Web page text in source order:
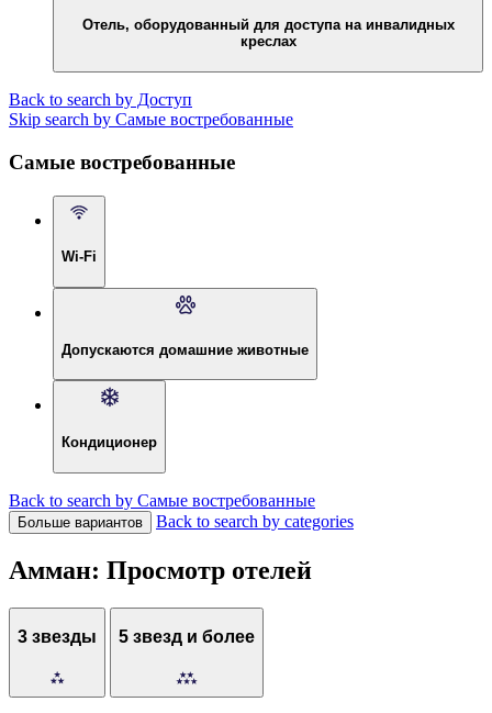
Отель, оборудованный для доступа на инвалидных
креслах
Back to search by Доступ
Skip search by Самые востребованные
Самые востребованные
Wi-Fi
Допускаются домашние животные
Кондиционер
Back to search by Самые востребованные
Больше вариантов Back to search by categories
Амман: Просмотр отелей
3 звезды 5 звезд и более